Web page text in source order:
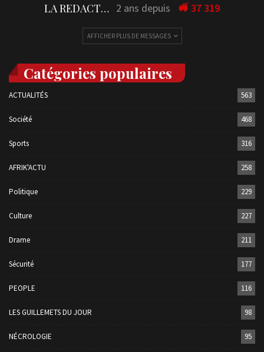
LA REDACTION 2 ans depuis 37 319
AFFICHER PLUS DE MESSAGES
Catégories populaires
ACTUALITÉS 563
Société 468
Sports 316
AFRIK'ACTU 258
Politique 229
Culture 227
Drame 211
Sécurité 177
PEOPLE 116
LES GUILLEMETS DU JOUR 98
NÉCROLOGIE 95